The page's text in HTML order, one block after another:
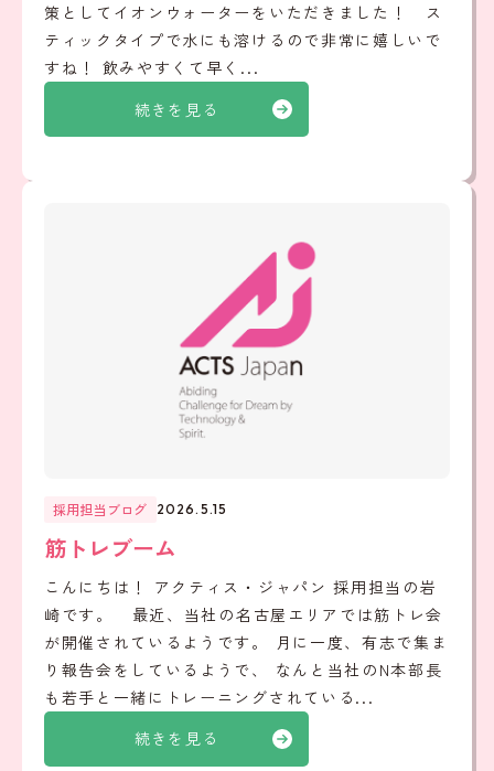
続きを見る
策としてイオンウォーターをいただきました！ ス
ティックタイプで水にも溶けるので非常に嬉しいで
すね！ 飲みやすくて早く...
続きを見る
採用担当ブログ 2026.5.15
筋トレブーム
こんにちは！ アクティス・ジャパン 採用担当の岩
崎です。 最近、当社の名古屋エリアでは筋トレ会
が開催されているようです。 月に一度、有志で集ま
り報告会をしているようで、 なんと当社のN本部長
も若手と一緒にトレーニングされている...